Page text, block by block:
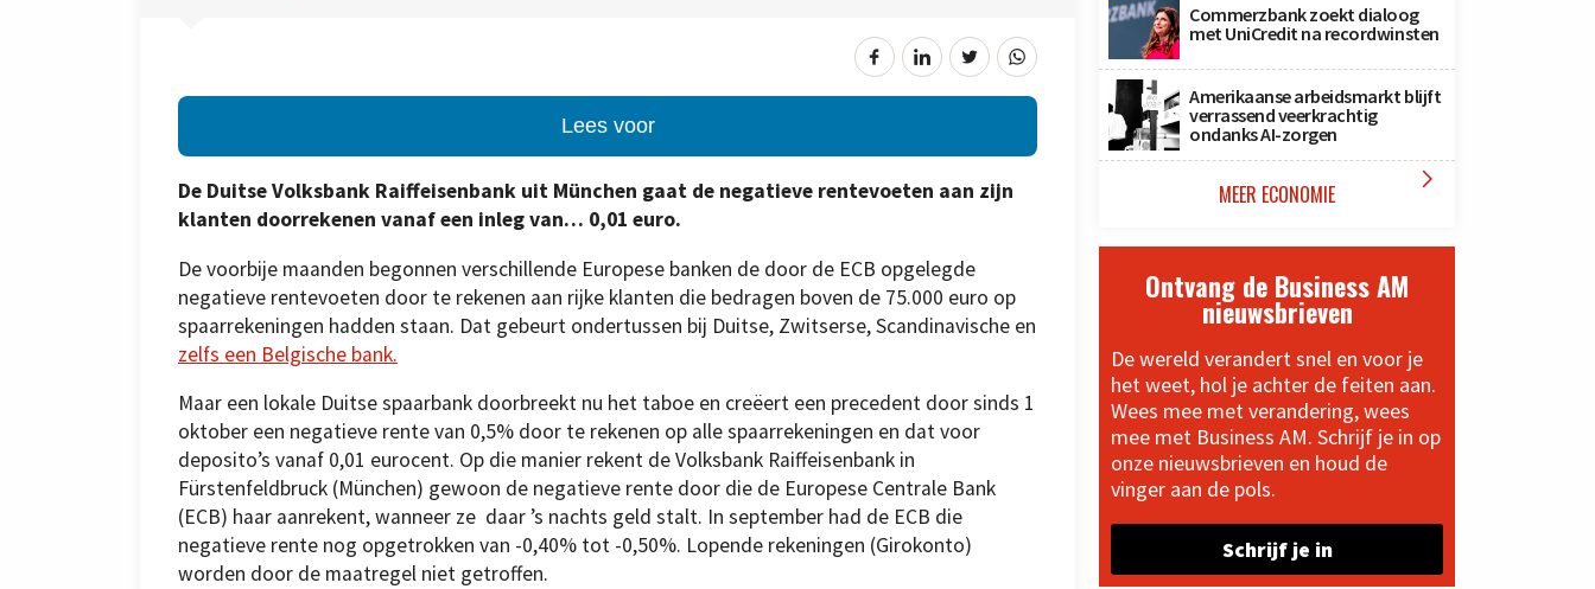
Lees voor
De Duitse Volksbank Raiffeisenbank uit München gaat de negatieve rentevoeten aan zijn
klanten doorrekenen vanaf een inleg van… 0,01 euro.
De voorbije maanden begonnen verschillende Europese banken de door de ECB opgelegde
negatieve rentevoeten door te rekenen aan rijke klanten die bedragen boven de 75.000 euro op
spaarrekeningen hadden staan. Dat gebeurt ondertussen bij Duitse, Zwitserse, Scandinavische en
zelfs een Belgische bank.
Maar een lokale Duitse spaarbank doorbreekt nu het taboe en creëert een precedent door sinds 1
oktober een negatieve rente van 0,5% door te rekenen op alle spaarrekeningen en dat voor
deposito’s vanaf 0,01 eurocent. Op die manier rekent de Volksbank Raiffeisenbank in
Fürstenfeldbruck (München) gewoon de negatieve rente door die de Europese Centrale Bank
(ECB) haar aanrekent, wanneer ze daar ’s nachts geld stalt. In september had de ECB die
negatieve rente nog opgetrokken van -0,40% tot -0,50%. Lopende rekeningen (Girokonto)
worden door de maatregel niet getroffen.
Commerzbank zoekt dialoog
met UniCredit na recordwinsten
Amerikaanse arbeidsmarkt blijft
verrassend veerkrachtig
ondanks AI-zorgen
MEER ECONOMIE 
Ontvang de Business AM
nieuwsbrieven
De wereld verandert snel en voor je
het weet, hol je achter de feiten aan.
Wees mee met verandering, wees
mee met Business AM. Schrijf je in op
onze nieuwsbrieven en houd de
vinger aan de pols.
Schrijf je in